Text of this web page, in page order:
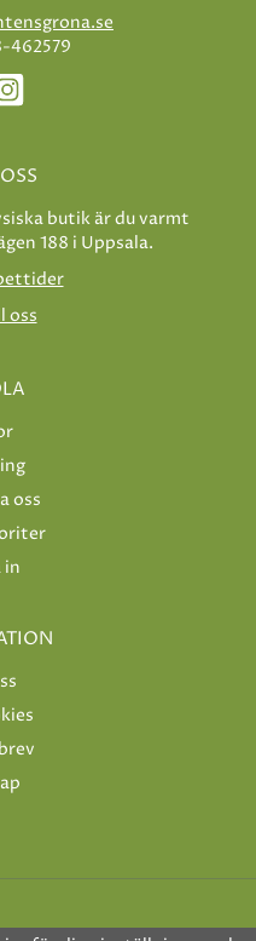
462579
butik är du varmt
188 i Uppsala.
oss
oss
in